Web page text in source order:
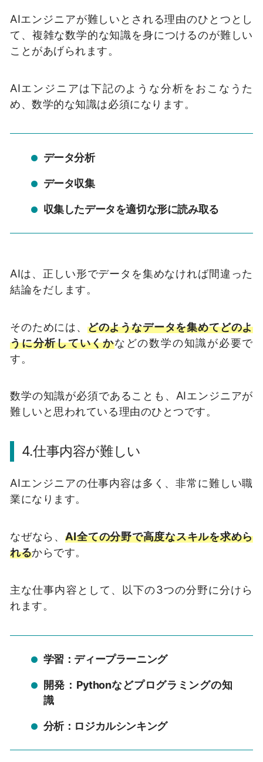
AIエンジニアが難しいとされる理由のひとつとし
て、複雑な数学的な知識を身につけるのが難しい
ことがあげられます。
AIエンジニアは下記のような分析をおこなうた
め、数学的な知識は必須になります。
データ分析
データ収集
収集したデータを適切な形に読み取る
AIは、正しい形でデータを集めなければ間違った
結論をだします。
そのためには、 どのようなデータを集めてどのよ
うに分析していくかなどの数学の知識が必要で
す。
数学の知識が必須であることも、AIエンジニアが
難しいと思われている理由のひとつです。
4.仕事内容が難しい
AIエンジニアの仕事内容は多く、非常に難しい職
業になります。
なぜなら、 AI全ての分野で高度なスキルを求めら
れるからです。
主な仕事内容として、以下の3つの分野に分けら
れます。
学習：ディープラーニング
開発：Pythonなどプログラミングの知
識
分析：ロジカルシンキング